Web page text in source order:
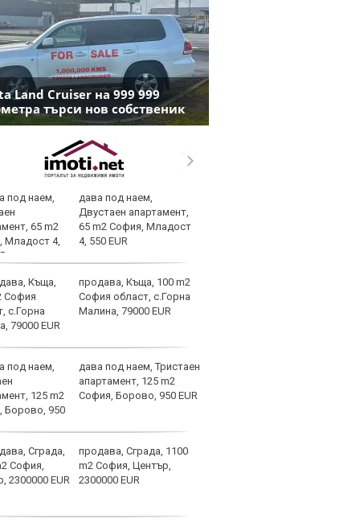
Land Cruiser на 999 999
търси нов собственик
дава под наем,
Двустаен апартамент,
65 m2 София, Младост
4, 550 EUR
продава, Къща, 100 m2
София област, с.Горна
Малина, 79000 EUR
дава под наем, Тристаен
апартамент, 125 m2
София, Борово, 950 EUR
продава, Сграда, 1100
m2 София, Център,
2300000 EUR